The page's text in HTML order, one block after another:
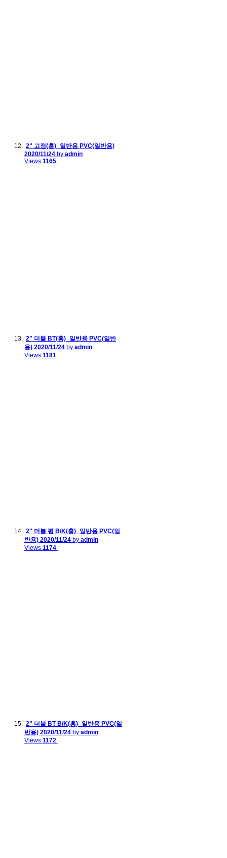
2" 고정(홍)_일반용 PVC(일반용)
2020/11/24 by admin
Views 1165
2" 더블 BT(홍)_일반용 PVC(일반
용) 2020/11/24 by admin
Views 1181
2" 더블 평 B/K(홍)_일반용 PVC(일
반용) 2020/11/24 by admin
Views 1174
2" 더블 BT B/K(홍)_일반용 PVC(일
반용) 2020/11/24 by admin
Views 1172